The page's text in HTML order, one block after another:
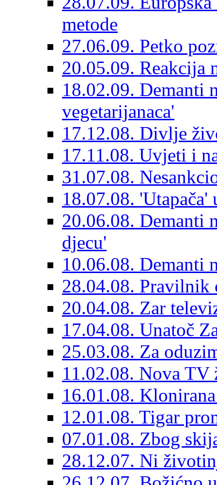
metode
27.06.09. Petko
20.05.09. Reakcija
18.02.09. Demanti
vegetarijanaca'
17.12.08. Divlje
17.11.08. Uvjeti i
31.07.08.
18.07.08.
20.06.08. Demanti
djecu'
10.06.08. Demanti
28.04.08. Pravilnik
20.04.08. Zar
17.04.08. Unatoč
25.03.08. Za
11.02.08. Nova TV
16.01.08.
12.01.08. Tigar
07.01.08. Zbog
28.12.07. Ni